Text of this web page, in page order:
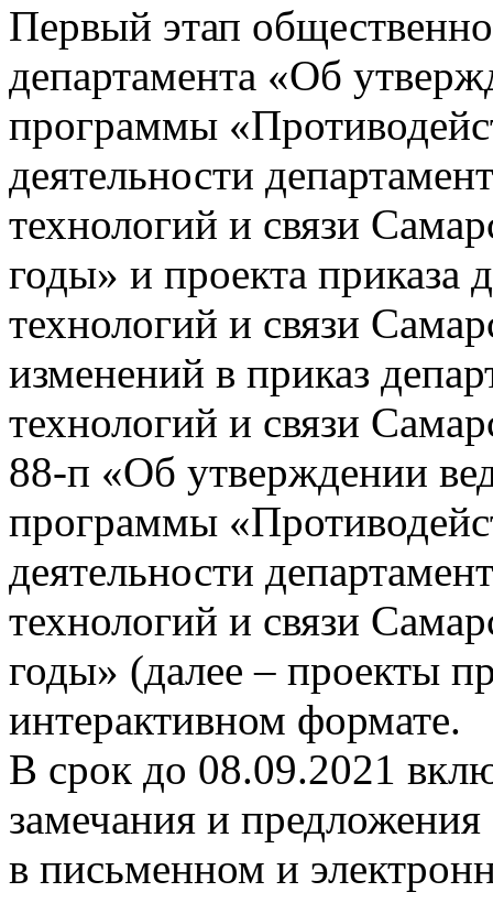
Первый этап
департамента «Об
программы
деятельности
технологий и связи
годы» и проекта
технологий и связи
изменений в приказ
технологий и связи
88-п «Об утверждении
программы
деятельности
технологий и связи
годы» (далее – проекты
интерактивном формате.
В срок до 08.09.2021
замечания и предложения
в письменном и